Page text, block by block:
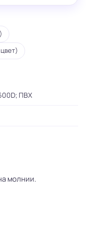
ПВХ
молнии.